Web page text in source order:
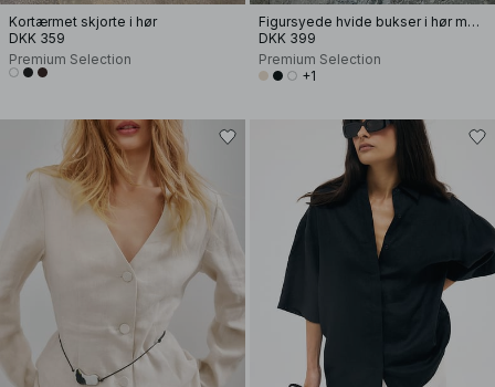
Kortærmet skjorte i hør
DKK 359
Premium Selection
Figursyede hvide bukser i hør med vide ben
DKK 399
Premium Selection
+1